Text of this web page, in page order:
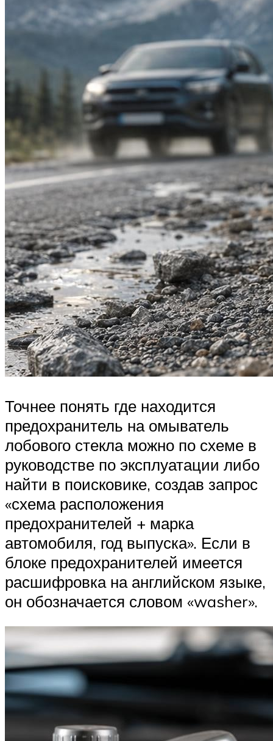
Точнее понять где находится
предохранитель на омыватель
лобового стекла можно по схеме в
руководстве по эксплуатации либо
найти в поисковике, создав запрос
«схема расположения
предохранителей + марка
автомобиля, год выпуска». Если в
блоке предохранителей имеется
расшифровка на английском языке,
он обозначается словом «washer».